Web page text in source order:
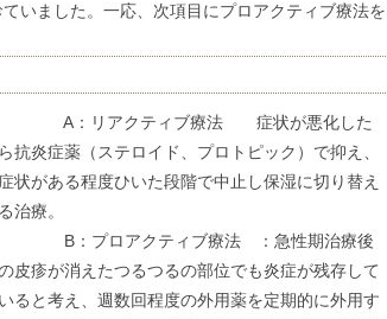
いました。一応、次項目にプロアクティブ療法を
A：リアクティブ療法 症状が悪化した
ら抗炎症薬（ステロイド、プロトピック）で抑え、
状がある程度ひいた段階で中止し保湿に切り替え
る治療。
B：プロアクティブ療法 ：急性期治療後
皮疹が消えたつるつるの部位でも炎症が残存して
いると考え、週数回程度の外用薬を定期的に外用す